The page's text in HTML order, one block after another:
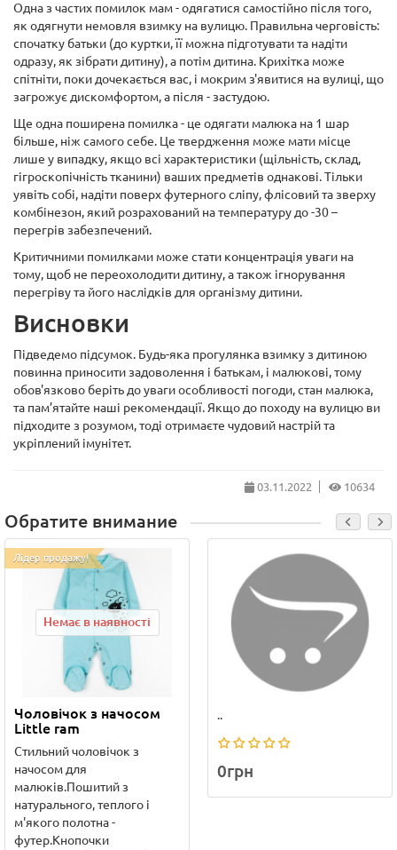
Одна з частих помилок мам - одягатися самостійно після того,
як одягнути немовля взимку на вулицю. Правильна черговість:
спочатку батьки (до куртки, її можна підготувати та надіти
одразу, як зібрати дитину), а потім дитина. Крихітка може
спітніти, поки дочекається вас, і мокрим з'явитися на вулиці, що
загрожує дискомфортом, а після - застудою.
Ще одна поширена помилка - це одягати малюка на 1 шар
більше, ніж самого себе. Це твердження може мати місце
лише у випадку, якщо всі характеристики (щільність, склад,
гігроскопічність тканини) ваших предметів однакові. Тільки
уявіть собі, надіти поверх футерного сліпу, флісовий та зверху
комбінезон, який розрахований на температуру до -30 –
перегрів забезпечений.
Критичними помилками може стати концентрація уваги на
тому, щоб не переохолодити дитину, а також ігнорування
перегріву та його наслідків для організму дитини.
Висновки
Підведемо підсумок. Будь-яка прогулянка взимку з дитиною
повинна приносити задоволення і батькам, і малюкові, тому
обов'язково беріть до уваги особливості погоди, стан малюка,
та пам’ятайте наші рекомендації. Якщо до походу на вулицю ви
підходите з розумом, тоді отримаєте чудовий настрій та
укріплений імунітет.
03.11.2022 10634
Обратите внимание
Лідер продажу!
Немає в наявності
Чоловічок з начосом
Little ram
Стильний чоловічок з
начосом для
малюків.Пошитий з
натурального, теплого і
м'якого полотна -
футер.Кнопочки
..
0грн